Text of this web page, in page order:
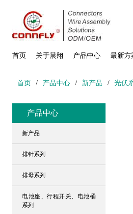
首页 关于晨翔 产品中心 最新方
首页 / 产品中心 / 新产品 / 光伏
产品中心
新产品
排针系列
排母系列
电池座、行程开关、电池桶
系列